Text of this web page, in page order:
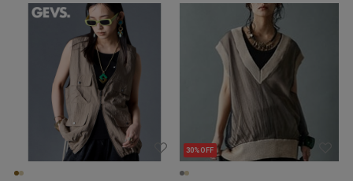
30%OFF